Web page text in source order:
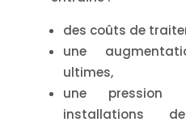
des coûts de
une
ultimes,
une pression
installations